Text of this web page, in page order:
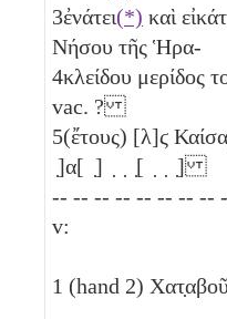
3ἐνάτει(*) καὶ
Νήσου τῆς Ἡρα-
4κλείδου μερίδος
vac. ?
5(ἔτους) [λ]ϛ
̣]α[ ̣] ̣ ̣ ̣[ ̣ ̣ ̣]
-- -- -- -- -- -- -- --
v:
1 (hand 2)